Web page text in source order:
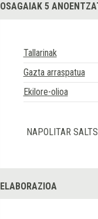
OSAGAIAK 5
Tallarinak
Gazta arraspatua
Ekilore-olioa
NAPOLITAR
ELABORAZIOA